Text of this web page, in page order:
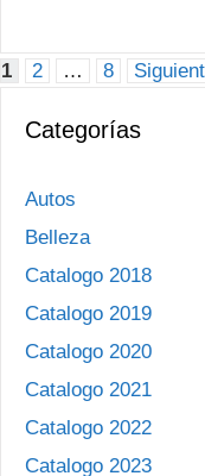
Navegación
entradas
Página
1 Página
2 … Página
8
Categorías
Autos
Belleza
Catalogo 2018
Catalogo 2019
Catalogo 2020
Catalogo 2021
Catalogo 2022
Catalogo 2023